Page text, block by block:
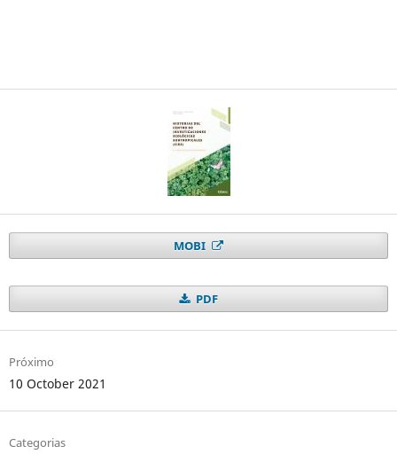
MOBI
PDF
Próximo
10 October 2021
Categorias